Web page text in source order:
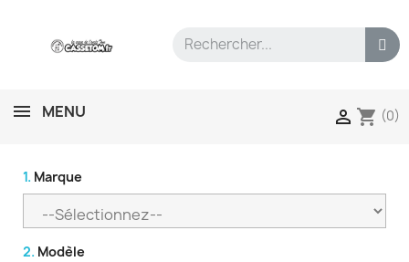
MENU  shopping_cart (0)
1. Marque
2. Modèle